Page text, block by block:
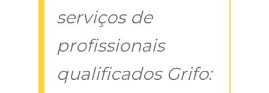
serviços de
profissionais
qualificados Grifo: